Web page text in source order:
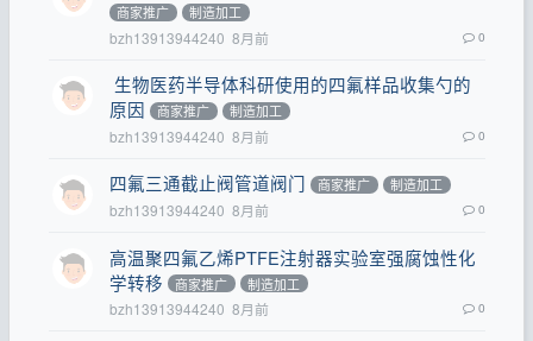
商家推广 制造加工
bzh13913944240 8月前 0
生物医药半导体科研使用的四氟样品收集勺的
原因
商家推广 制造加工
bzh13913944240 8月前 0
四氟三通截止阀管道阀门 商家推广 制造加工
bzh13913944240 8月前 0
高温聚四氟乙烯PTFE注射器实验室强腐蚀性化
学转移
商家推广 制造加工
bzh13913944240 8月前 0